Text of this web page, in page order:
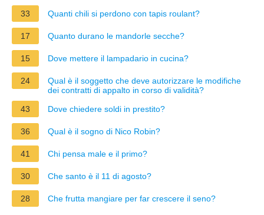
33 Quanti chili si perdono con tapis roulant?
17 Quanto durano le mandorle secche?
15 Dove mettere il lampadario in cucina?
24
Qual è il soggetto che deve autorizzare le modifiche
dei contratti di appalto in corso di validità?
43
Dove chiedere soldi in prestito?
36 Qual è il sogno di Nico Robin?
41 Chi pensa male e il primo?
30 Che santo è il 11 di agosto?
28 Che frutta mangiare per far crescere il seno?